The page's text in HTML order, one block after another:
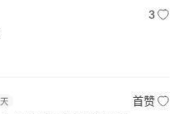
3
首赞